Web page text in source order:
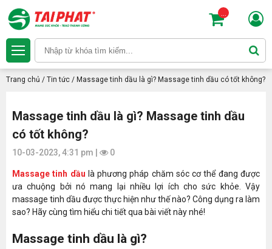
Trang chủ / Tin tức / Massage tinh dầu là gì? Massage tinh dầu có tốt không?
Massage tinh dầu là gì? Massage tinh dầu
có tốt không?
10-03-2023, 4:31 pm | 0
Massage tinh dầu là phương pháp chăm sóc cơ thể đang được
ưa chuộng bởi nó mang lại nhiều lợi ích cho sức khỏe. Vậy
massage tinh dầu được thực hiện như thế nào? Công dụng ra làm
sao? Hãy cùng tìm hiểu chi tiết qua bài viết này nhé!
Massage tinh dầu là gì?